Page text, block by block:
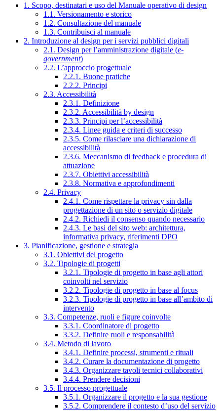
1. Scopo, destinatari e uso del Manuale operativo di design
1.1. Versionamento e storico
1.2. Consultazione del manuale
1.3. Contribuisci al manuale
2. Introduzione al design per i servizi pubblici digitali
2.1. Design per l’amministrazione digitale (e-
government)
2.2. L’approccio progettuale
2.2.1. Buone pratiche
2.2.2. Principi
2.3. Accessibilità
2.3.1. Definizione
2.3.2. Accessibilità by design
2.3.3. Principi per l’accessibilità
2.3.4. Linee guida e criteri di successo
2.3.5. Come rilasciare una dichiarazione di
accessibilità
2.3.6. Meccanismo di feedback e procedura di
attuazione
2.3.7. Obiettivi accessibilità
2.3.8. Normativa e approfondimenti
2.4. Privacy
2.4.1. Come rispettare la privacy sin dalla
progettazione di un sito o servizio digitale
2.4.2. Richiedi il consenso quando necessario
2.4.3. Le basi del sito web: architettura,
informativa privacy, riferimenti DPO
3. Pianificazione, gestione e strategia
3.1. Obiettivi del progetto
3.2. Tipologie di progetti
3.2.1. Tipologie di progetto in base agli attori
coinvolti nel servizio
3.2.2. Tipologie di progetto in base al focus
3.2.3. Tipologie di progetto in base all’ambito di
intervento
3.3. Competenze, ruoli e figure coinvolte
3.3.1. Coordinatore di progetto
3.3.2. Definire ruoli e responsabilità
3.4. Metodo di lavoro
3.4.1. Definire processi, strumenti e rituali
3.4.2. Curare la documentazione di progetto
3.4.3. Organizzare tavoli tecnici collaborativi
3.4.4. Prendere decisioni
3.5. Il processo progettuale
3.5.1. Organizzare il progetto e la sua gestione
3.5.2. Comprendere il contesto d’uso del servizio